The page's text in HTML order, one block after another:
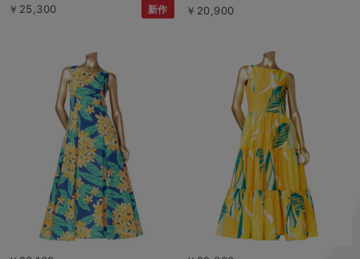
￥25,300 新作 ￥20,900